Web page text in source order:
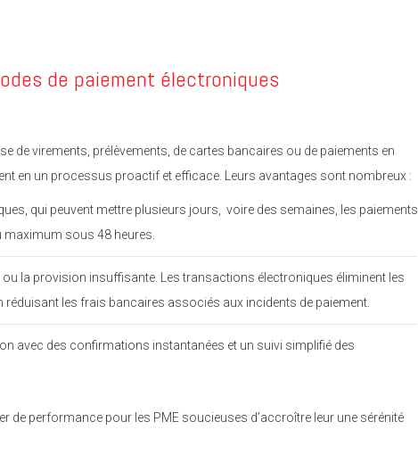
de paiement électroniques
de virements, prélèvements, de cartes bancaires ou de paiements en
en un processus proactif et efficace. Leurs avantages sont nombreux :
qui peuvent mettre plusieurs jours, voire des semaines, les paiements
sous 48 heures.
ou la provision insuffisante. Les transactions électroniques éliminent les
les frais bancaires associés aux incidents de paiement.
avec des confirmations instantanées et un suivi simplifié des
de performance pour les PME soucieuses d’accroître leur une sérénité